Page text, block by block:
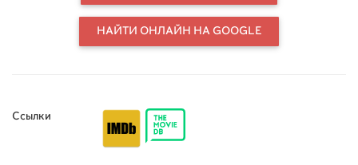
НАЙТИ ОНЛАЙН НА GOOGLE
Ссылки